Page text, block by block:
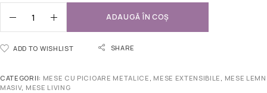
ADAUGĂ ÎN COȘ
ADD TO WISHLIST SHARE
CATEGORII: MESE CU PICIOARE METALICE , MESE EXTENSIBILE , MESE LEMN
MASIV, MESE LIVING